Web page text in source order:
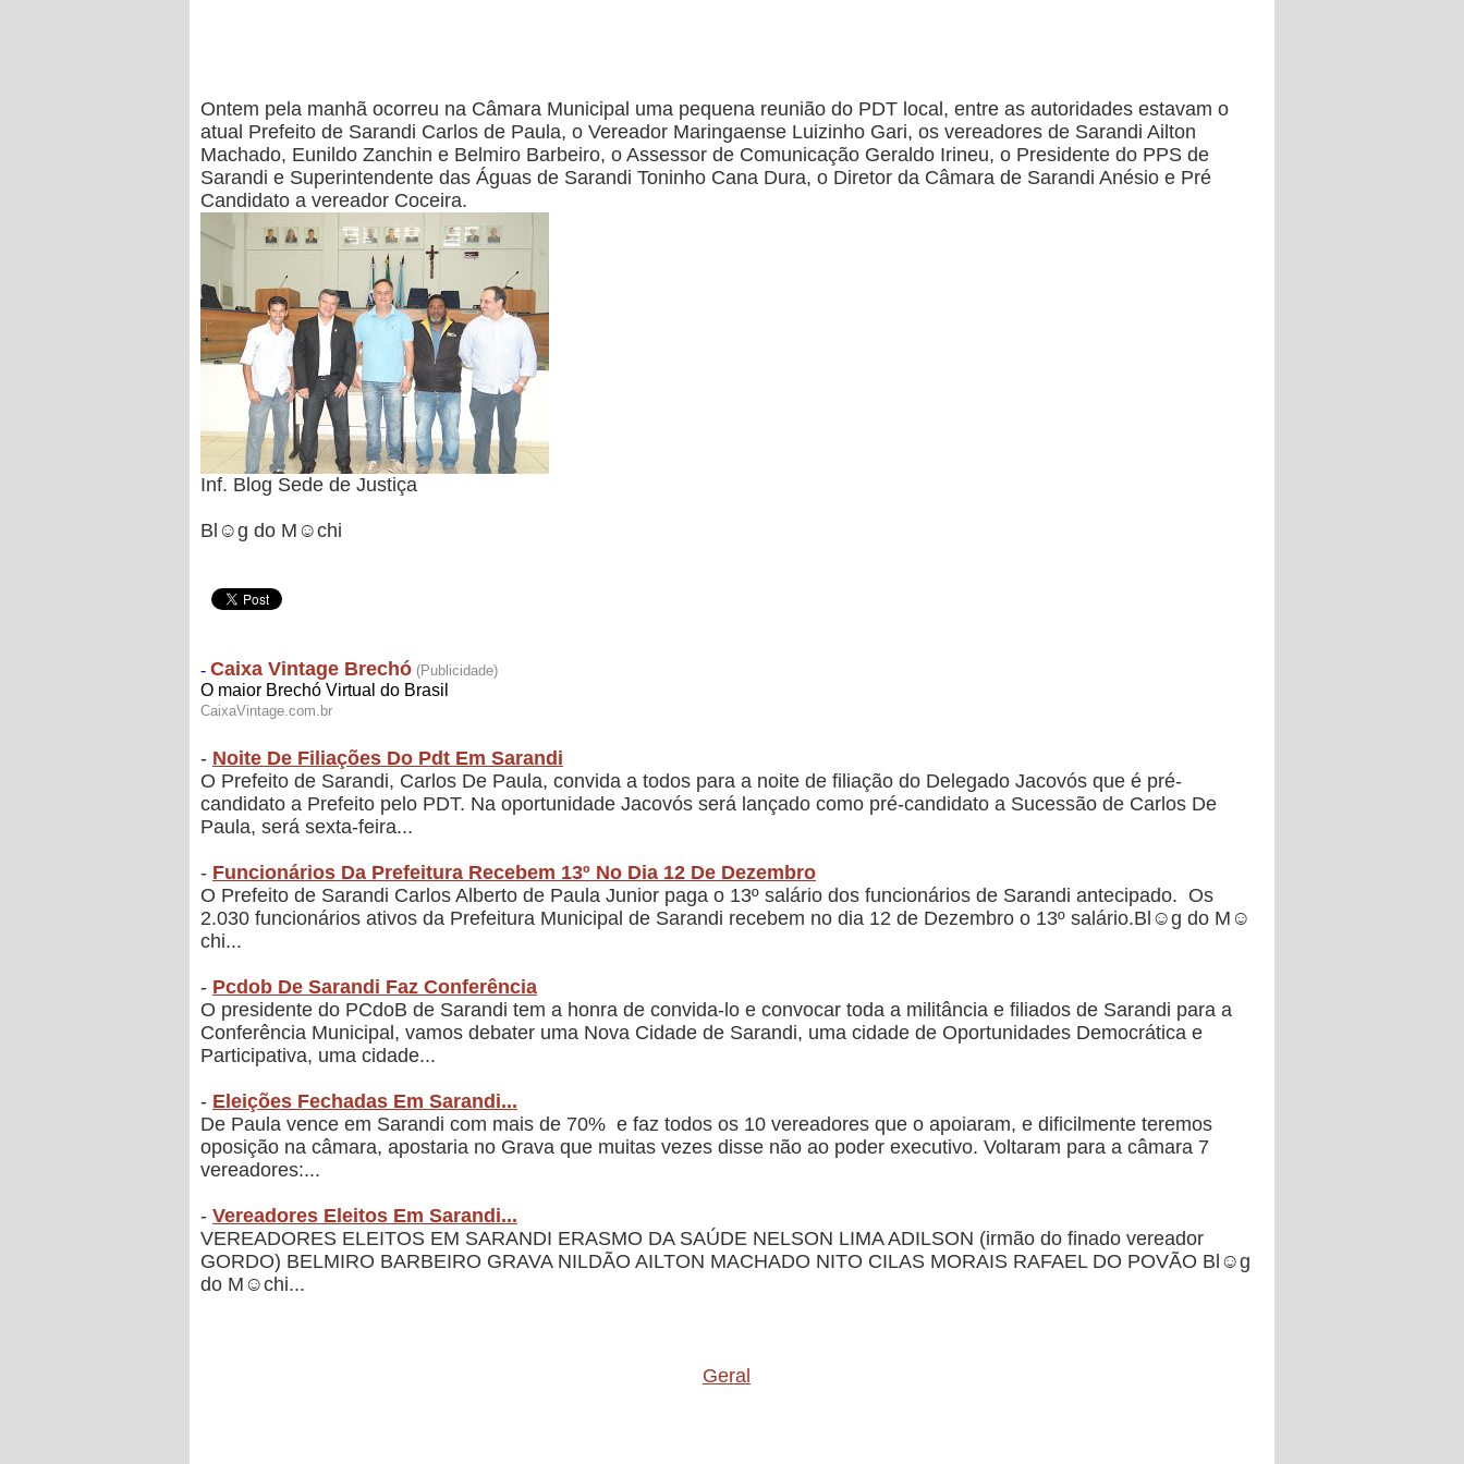
Ontem pela manhã ocorreu na Câmara Municipal uma pequena reunião do PDT local, entre as autoridades estavam o
atual Prefeito de Sarandi Carlos de Paula, o Vereador Maringaense Luizinho Gari, os vereadores de Sarandi Ailton
Machado, Eunildo Zanchin e Belmiro Barbeiro, o Assessor de Comunicação Geraldo Irineu, o Presidente do PPS de
Sarandi e Superintendente das Águas de Sarandi Toninho Cana Dura, o Diretor da Câmara de Sarandi Anésio e Pré
Candidato a vereador Coceira.
Inf. Blog Sede de Justiça
Bl☺g do M☺chi
- Noite De Filiações Do Pdt Em Sarandi
O Prefeito de Sarandi, Carlos De Paula, convida a todos para a noite de filiação do Delegado Jacovós que é pré-
candidato a Prefeito pelo PDT. Na oportunidade Jacovós será lançado como pré-candidato a Sucessão de Carlos De
Paula, será sexta-feira...
- Funcionários Da Prefeitura Recebem 13º No Dia 12 De Dezembro
O Prefeito de Sarandi Carlos Alberto de Paula Junior paga o 13º salário dos funcionários de Sarandi antecipado. Os
2.030 funcionários ativos da Prefeitura Municipal de Sarandi recebem no dia 12 de Dezembro o 13º salário.Bl☺g do M☺
chi...
- Pcdob De Sarandi Faz Conferência
O presidente do PCdoB de Sarandi tem a honra de convida-lo e convocar toda a militância e filiados de Sarandi para a
Conferência Municipal, vamos debater uma Nova Cidade de Sarandi, uma cidade de Oportunidades Democrática e
Participativa, uma cidade...
- Eleições Fechadas Em Sarandi...
De Paula vence em Sarandi com mais de 70% e faz todos os 10 vereadores que o apoiaram, e dificilmente teremos
oposição na câmara, apostaria no Grava que muitas vezes disse não ao poder executivo. Voltaram para a câmara 7
vereadores:...
- Vereadores Eleitos Em Sarandi...
VEREADORES ELEITOS EM SARANDI ERASMO DA SAÚDE NELSON LIMA ADILSON (irmão do finado vereador
GORDO) BELMIRO BARBEIRO GRAVA NILDÃO AILTON MACHADO NITO CILAS MORAIS RAFAEL DO POVÃO Bl☺g
do M☺chi...
Geral